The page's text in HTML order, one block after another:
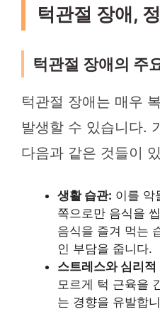
턱관절 장애,
턱관절 장애의 주
턱관절 장애는 매우
발생할 수 있습니다.
다음과 같은 것들이
생활 습관: 이를 악
쪽으로만 음식을
음식을 즐겨 먹는
인 부담을 줍니다.
스트레스와 심리적
모르게 턱 근육을
는 경향을 유발합